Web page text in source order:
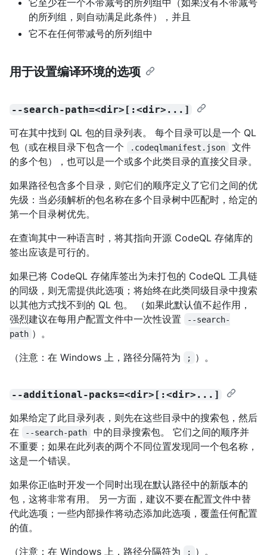
的所列组，则自动满足此条件），并且
它不在任何带减号的所列组中
用于设置编译环境的选项
--search-path=<dir>[:<dir>...]
可在其中找到 QL 包的目录列表。 每个目录可以是一个 QL
包（或在根目录下包含一个
.codeqlmanifest.json
文件
的多个包），也可以是一个或多个此类目录的直接父目录。
如果路径包含多个目录，则它们的顺序定义了它们之间的优
先级：当必须解析的包名称在多个目录树中匹配时，给定的
第一个目录树优先。
在查询其中一种语言时，将其指向开源 CodeQL 存储库的
签出应该是可行的。
如果已将 CodeQL 存储库签出为未打包的 CodeQL 工具链
的同级，则无需提供此选项；将始终在此类同级目录中搜索
以其他方式找不到的 QL 包。 （如果此默认值不起作用，
强烈建议在每用户配置文件中一次性设置
--search-
path ）。
（注意：在 Windows 上，路径分隔符为
; ）。
--additional-packs=<dir>[:<dir>...]
如果给定了此目录列表，则先在这些目录中的搜索包，然后
在
--search-path
中的目录搜索包。 它们之间的顺序并
不重要；如果在此列表的两个不同位置发现同一个包名称，
这是一个错误。
如果你正临时开发一个同时出现在默认路径中的新版本的
包，这将非常有用。 另一方面，建议不要在配置文件中替
代此选项；一些内部操作将动态添加此选项，覆盖任何配置
的值。
（注意：在 Windows 上，路径分隔符为
; ）。